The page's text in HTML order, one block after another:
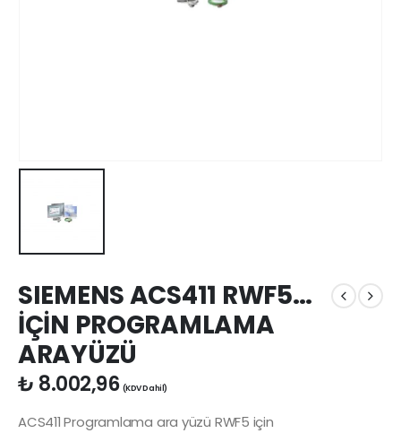
SIEMENS ACS411 RWF5…
İÇİN PROGRAMLAMA
ARAYÜZÜ
₺ 8.002,96(KDV Dahil)
ACS411 Programlama ara yüzü RWF5 için